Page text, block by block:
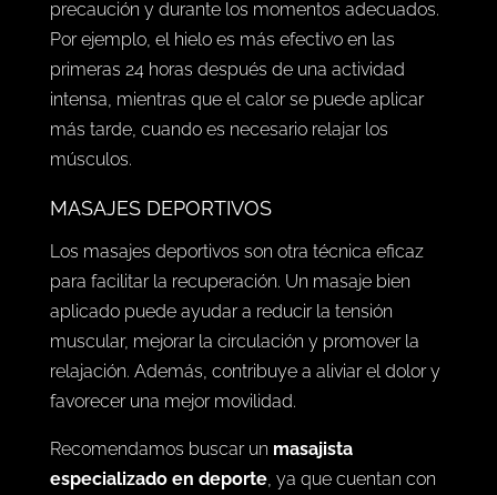
precaución y durante los momentos adecuados.
Por ejemplo, el hielo es más efectivo en las
primeras 24 horas después de una actividad
intensa, mientras que el calor se puede aplicar
más tarde, cuando es necesario relajar los
músculos.
MASAJES DEPORTIVOS
Los masajes deportivos son otra técnica eficaz
para facilitar la recuperación. Un masaje bien
aplicado puede ayudar a reducir la tensión
muscular, mejorar la circulación y promover la
relajación. Además, contribuye a aliviar el dolor y
favorecer una mejor movilidad.
Recomendamos buscar un masajista
especializado en deporte, ya que cuentan con